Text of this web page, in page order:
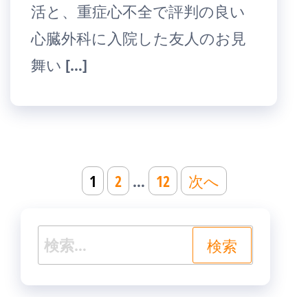
活と、重症心不全で評判の良い
心臓外科に入院した友人のお見
舞い […]
の
ー
1 2 … 12 次へ
検
索: